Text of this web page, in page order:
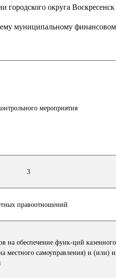
округа
муниципальному
мероприятия
3
правоотношений
на обеспечение функ-ций
местного самоуправления) и (или)